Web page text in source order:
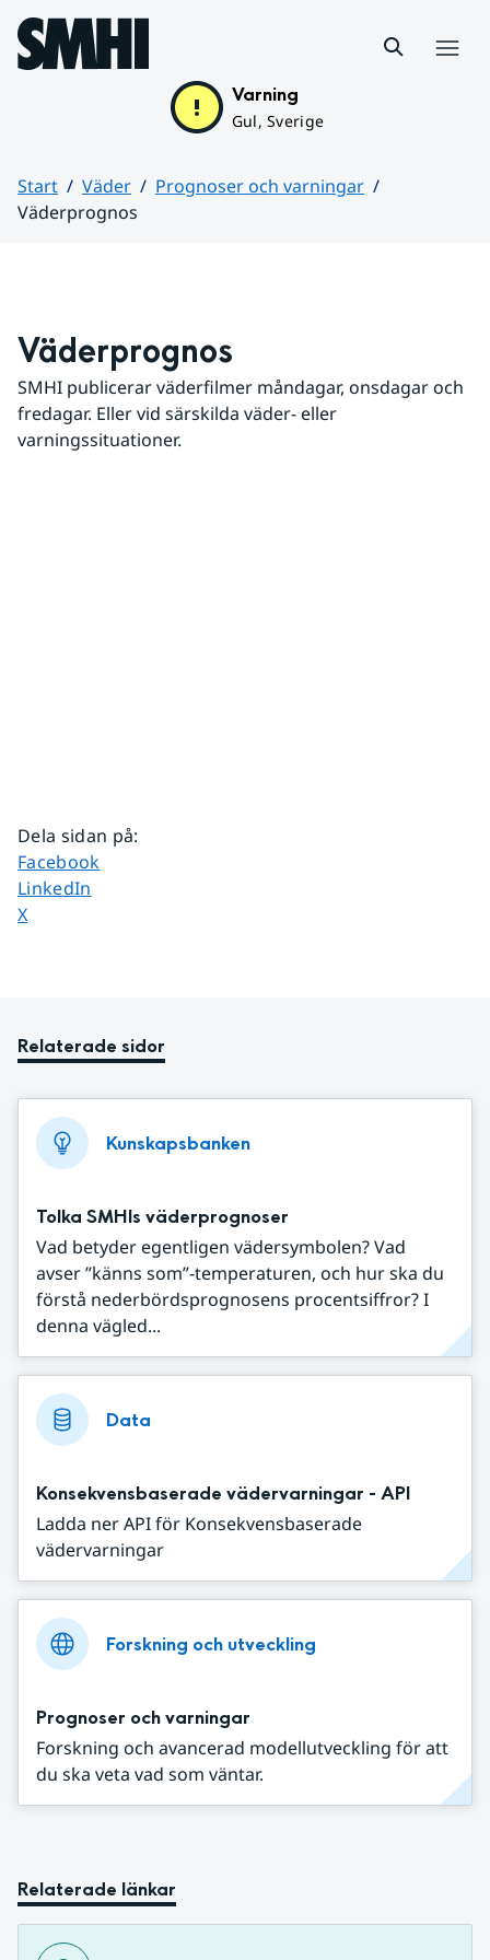
Hoppa till sidans innehåll
Varning
Gul, Sverige
Start Väder
Prognoser och varningar
Väderprognos
Väderprognos
SMHI publicerar väderfilmer måndagar, onsdagar och
fredagar. Eller vid särskilda väder- eller
varningssituationer.
Dela sidan på:
Dela sidan på
Facebook
Dela sidan på
LinkedIn
Dela sidan på
X
Relaterade sidor
Kunskapsbanken
Tolka SMHIs väderprognoser
Vad betyder egentligen vädersymbolen? Vad
avser ”känns som”-temperaturen, och hur ska du
förstå nederbördsprognosens procentsiffror? I
denna vägled...
Data
Konsekvensbaserade vädervarningar - API
Ladda ner API för Konsekvensbaserade
vädervarningar
Forskning och utveckling
Prognoser och varningar
Forskning och avancerad modellutveckling för att
du ska veta vad som väntar.
Relaterade länkar